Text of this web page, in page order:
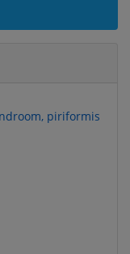
piriformis